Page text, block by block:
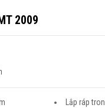
2009
Lắp ráp